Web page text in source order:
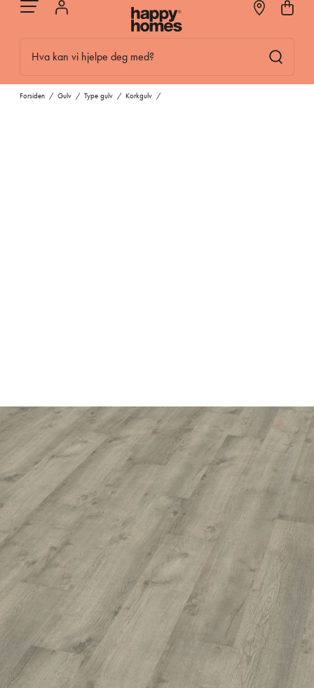
Hva kan vi hjelpe deg med?
Forsiden / Gulv / Type gulv / Korkgulv /